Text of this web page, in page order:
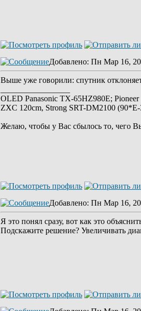
Добавлено: Пн Мар 16,
Выше уже говорили: спутник
OLED Panasonic TX-65HZ980E;
ZXC 120cm, Strong SRT-DM2100
Желаю, чтобы у Вас сбылось то, чего
Добавлено: Пн Мар 16,
Я это понял сразу, вот как это
Подскажите решение? Увеличивать